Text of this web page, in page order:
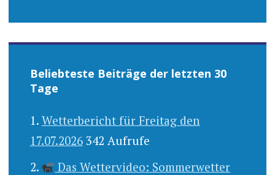
Beliebteste Beiträge der letzten 30
Tage
Wetterbericht für Freitag den
17.07.2026 342 Aufrufe
Das Wettervideo: Sommerwetter